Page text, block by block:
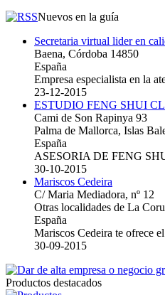
Nuevos en la guía
Secretaria virtual lider en
Baena, Córdoba 14850
España
Empresa especialista en la
23-12-2015
ESTUDIO FENG SHUI
Cami de Son Rapinya 93
Palma de Mallorca, Islas
España
ASESORIA DE FENG
30-10-2015
Mariscos Cedeira
C/ Maria Mediadora, nº 12
Otras localidades de La
España
Mariscos Cedeira te ofrece
30-09-2015
Productos destacados